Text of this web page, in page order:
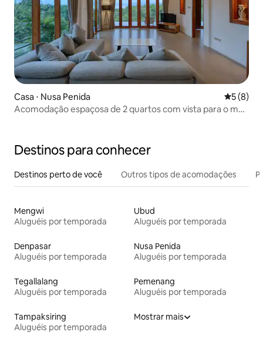
Casa ⋅ Nusa Penida 5 de
5 (8)
Acomodação espaçosa de 2 quartos com vista para o mar
Destinos para conhecer
Destinos perto de você Outros tipos de acomodações
Mengwi
Aluguéis por temporada
Ubud
Aluguéis por temporada
Denpasar
Aluguéis por temporada
Nusa Penida
Aluguéis por temporada
Tegallalang
Aluguéis por temporada
Pemenang
Aluguéis por temporada
Tampaksiring
Aluguéis por temporada
Mostrar mais